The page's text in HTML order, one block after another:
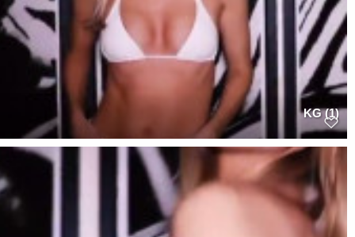
KG (1)